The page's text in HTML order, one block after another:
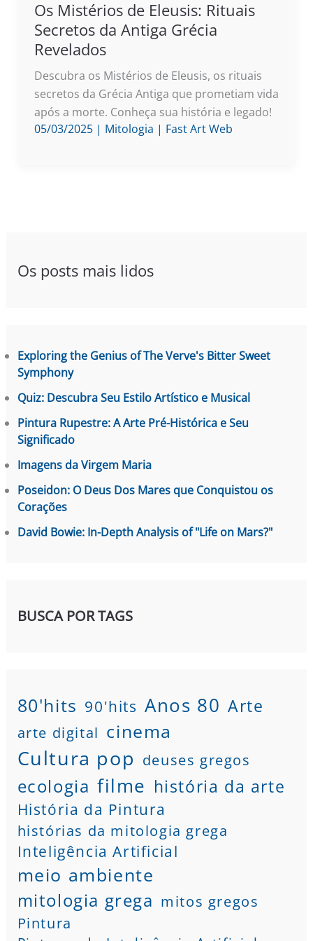
Os Mistérios de Eleusis: Rituais
Secretos da Antiga Grécia
Revelados
Descubra os Mistérios de Eleusis, os rituais
secretos da Grécia Antiga que prometiam vida
após a morte. Conheça sua história e legado!
05/03/2025 | Mitologia | Fast Art Web
Os posts mais lidos
Exploring the Genius of The Verve's Bitter Sweet
Symphony
Quiz: Descubra Seu Estilo Artístico e Musical
Pintura Rupestre: A Arte Pré-Histórica e Seu
Significado
Imagens da Virgem Maria
Poseidon: O Deus Dos Mares que Conquistou os
Corações
David Bowie: In-Depth Analysis of "Life on Mars?"
BUSCA POR TAGS
80'hits 90'hits Anos 80 Arte
arte digital cinema
Cultura pop deuses gregos
ecologia filme história da arte
História da Pintura
histórias da mitologia grega
Inteligência Artificial
meio ambiente
mitologia grega mitos gregos
Pintura